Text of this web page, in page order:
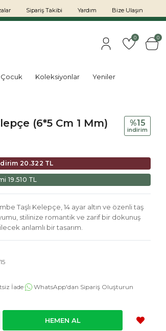
Sipariş Takibi Yardım Bize Ulaşın
0 0
Çocuk Koleksiyonlar Yeniler
(6*5 Cm 1 Mm) %15
i̇ndi̇ri̇m
20.322 TL
19.510 TL
Taşlı Kelepçe, 14 ayar altın ve özenli taş
stilinize romantik ve zarif bir dokunuş
anlamlı bir tasarım.
İade WhatsApp'dan Sipariş Oluşturun
HEMEN AL